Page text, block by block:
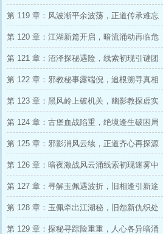
第 119 章：风波渐平余波荡，正道传承难忘
第 120 章：江湖新篇开启，暗流涌动再临危
第 121 章：沼泽探秘遇险，线索初现引谜团
第 122 章：邪教秘事露端倪，追根溯寻真相
第 123 章：黑风岭上破机关，幽影教探虚实
第 124 章：古堡血战陷重，绝境逢生破困局
第 125 章：邪影消风云续，正道齐心再探源
第 126 章：暗夜激战风云涌线索初现迷雾中
第 127 章：寻解玉佩遇波折，旧相逢引新途
第 128 章：玉佩牵出江湖秘，旧怨新仇织处
第 129 章：探秘寻踪险重重，人心各异暗涌